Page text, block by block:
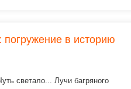
в историю
светало... Лучи багряного